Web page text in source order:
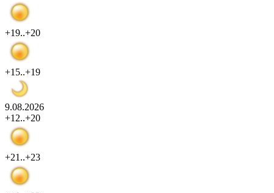
+19..+20
+15..+19
9.08.2026
+12..+20
+21..+23